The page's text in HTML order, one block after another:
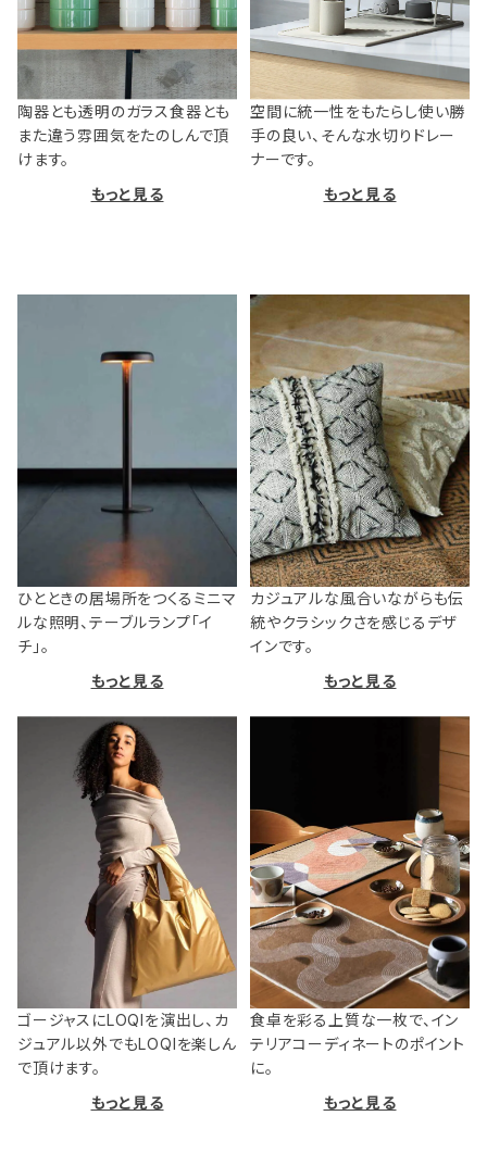
陶器とも透明のガラス食器とも
また違う雰囲気をたのしんで頂
けます。
もっと見る
空間に統一性をもたらし使い勝
手の良い、そんな水切りドレー
ナーです。
もっと見る
ひとときの居場所をつくるミニマ
ルな照明、テーブルランプ「イ
チ」。
もっと見る
カジュアルな風合いながらも伝
統やクラシックさを感じるデザ
インです。
もっと見る
ゴージャスにLOQIを演出し、カ
ジュアル以外でもLOQIを楽しん
で頂けます。
もっと見る
食卓を彩る上質な一枚で、イン
テリアコーディネートのポイント
に。
もっと見る